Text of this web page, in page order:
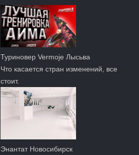
Туриновер Vermoje Лысьва
Что касается стран изменений, все
стоит.
Энантат Новосибирск